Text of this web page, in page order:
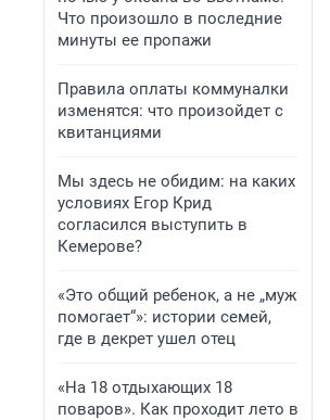
Что произошло в последние
минуты ее пропажи
Правила оплаты коммуналки
изменятся: что произойдет с
квитанциями
Мы здесь не обидим: на каких
условиях Егор Крид
согласился выступить в
Кемерове?
«Это общий ребенок, а не „муж
помогает“»: истории семей,
где в декрет ушел отец
«На 18 отдыхающих 18
поваров». Как проходит лето в